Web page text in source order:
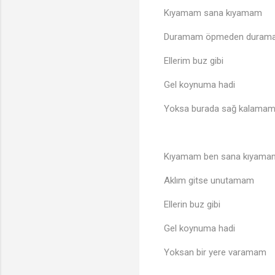
Kıyamam sana kıyamam
Duramam öpmeden
Ellerim buz gibi
Gel koynuma hadi
Yoksa burada sağ kalamam
Kıyamam ben sana
Aklım gitse unutamam
Ellerin buz gibi
Gel koynuma hadi
Yoksan bir yere varamam